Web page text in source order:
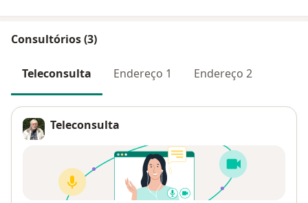
Consultórios (3)
Teleconsulta Endereço 1 Endereço 2
Teleconsulta